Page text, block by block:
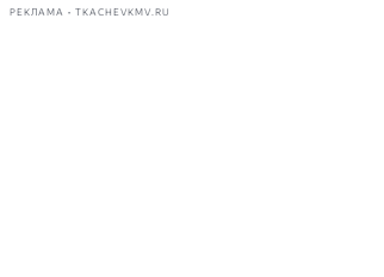
РЕКЛАМА • TKACHEVKMV.RU